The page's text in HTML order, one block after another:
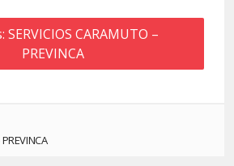
SERVICIOS CARAMUTO –
PREVINCA